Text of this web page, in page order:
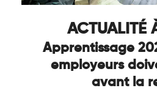
ACTUALITÉ
Apprentissage
employeurs
avant la